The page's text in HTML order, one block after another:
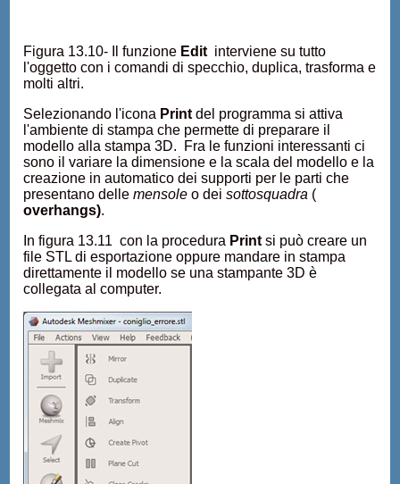
Figura 13.10- Il funzione Edit interviene su tutto
l'oggetto con i comandi di specchio, duplica, trasforma e
molti altri.
Selezionando l'icona Print del programma si attiva
l'ambiente di stampa che permette di preparare il
modello alla stampa 3D. Fra le funzioni interessanti ci
sono il variare la dimensione e la scala del modello e la
creazione in automatico dei supporti per le parti che
presentano dellemensole o deisottosquadra (
overhangs).
In figura 13.11 con la procedura Print si può creare un
file STL di esportazione oppure mandare in stampa
direttamente il modello se una stampante 3D è
collegata al computer.